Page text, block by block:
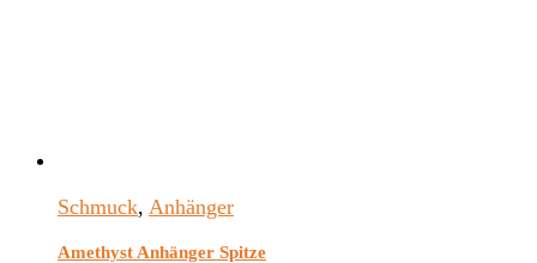
Schmuck, Anhänger
Amethyst Anhänger Spitze